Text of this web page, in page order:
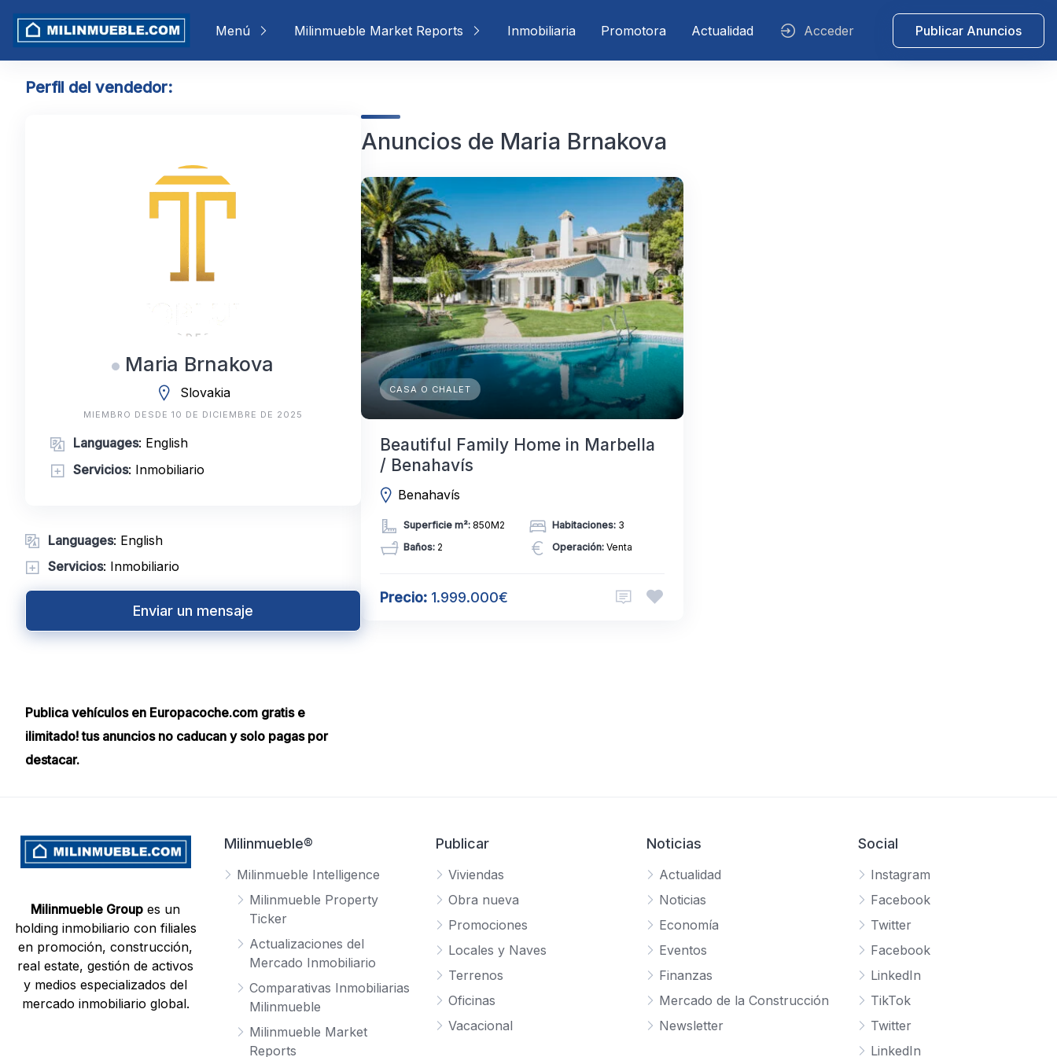
content
Menú Milinmueble Market Reports Inmobiliaria Promotora Actualidad Acceder Publicar Anuncios
Perfil del vendedor:
Maria Brnakova
Slovakia
MIEMBRO DESDE 10 DE DICIEMBRE DE 2025
Languages: English
Servicios: Inmobiliario
Languages: English
Servicios: Inmobiliario
Enviar un mensaje
Publica vehículos en Europacoche.com gratis e
ilimitado! tus anuncios no caducan y solo pagas por
destacar.
Anuncios de Maria Brnakova
CASA O CHALET
Beautiful Family Home in Marbella
/ Benahavís
Benahavís
Superficie m²:850M2 Habitaciones:3
Baños:2 Operación:Venta
Precio:1.999.000€
Milinmueble Group es un
holding inmobiliario con filiales
en promoción, construcción,
real estate, gestión de activos
y medios especializados del
mercado inmobiliario global.
Milinmueble®
Milinmueble Intelligence
Milinmueble Property
Ticker
Actualizaciones del
Mercado Inmobiliario
Comparativas Inmobiliarias
Milinmueble
Milinmueble Market
Reports
Publicar
Viviendas
Obra nueva
Promociones
Locales y Naves
Terrenos
Oficinas
Vacacional
Noticias
Actualidad
Noticias
Economía
Eventos
Finanzas
Mercado de la Construcción
Newsletter
Social
Instagram
Facebook
Twitter
Facebook
LinkedIn
TikTok
Twitter
LinkedIn